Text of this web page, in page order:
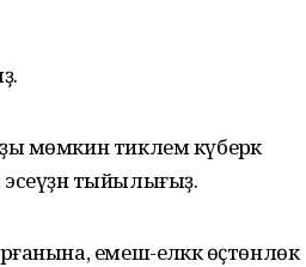
мөмкин тиклем күберәк
эсеүҙән тыйылығыҙ.
емеш-еләккә өҫтөнлөк